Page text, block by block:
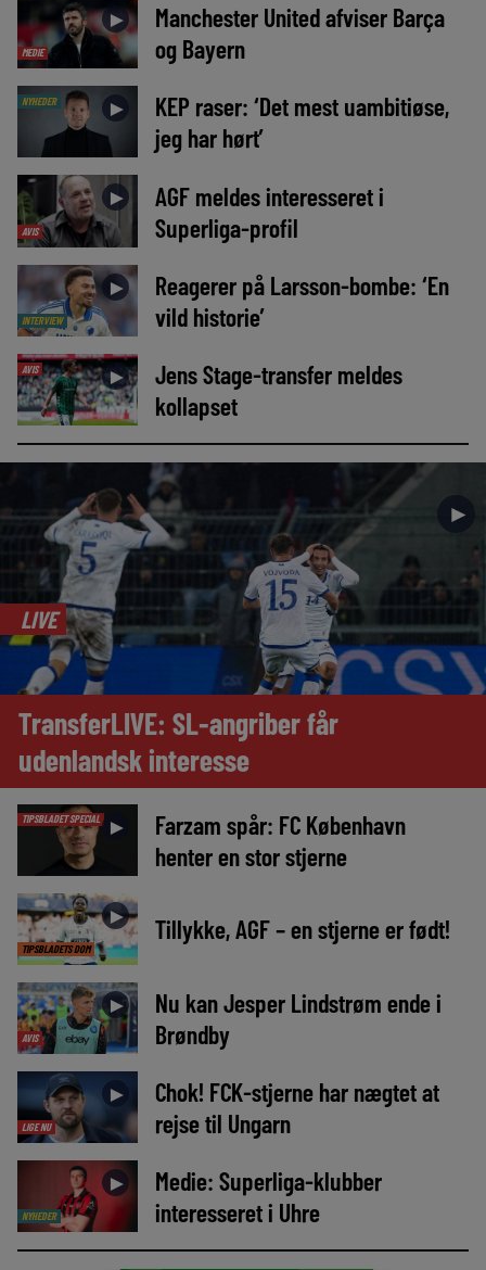
MEDIE
►
Manchester United afviser Barça
og Bayern
NYHEDER ►
KEP raser: ‘Det mest uambitiøse,
jeg har hørt’
AVIS
►
AGF meldes interesseret i
Superliga-profil
INTERVIEW
►
Reagerer på Larsson-bombe: ‘En
vild historie’
AVIS ►
Jens Stage-transfer meldes
kollapset
►
LIVE
TransferLIVE: SL-angriber får
udenlandsk interesse
TIPSBLADET SPECIAL ►
Farzam spår: FC København
henter en stor stjerne
TIPSBLADETS DOM
► Tillykke, AGF – en stjerne er født!
AVIS
►
Nu kan Jesper Lindstrøm ende i
Brøndby
LIGE NU
►
Chok! FCK-stjerne har nægtet at
rejse til Ungarn
NYHEDER
►
Medie: Superliga-klubber
interesseret i Uhre